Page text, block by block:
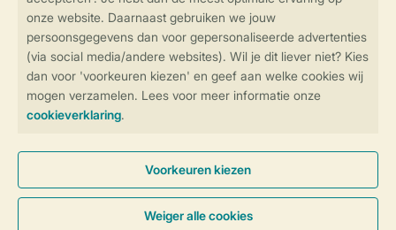
Controle over jouw gegevens &
Instellingen wijzigen
Veilige gegevensoverdracht
Veilige betaling